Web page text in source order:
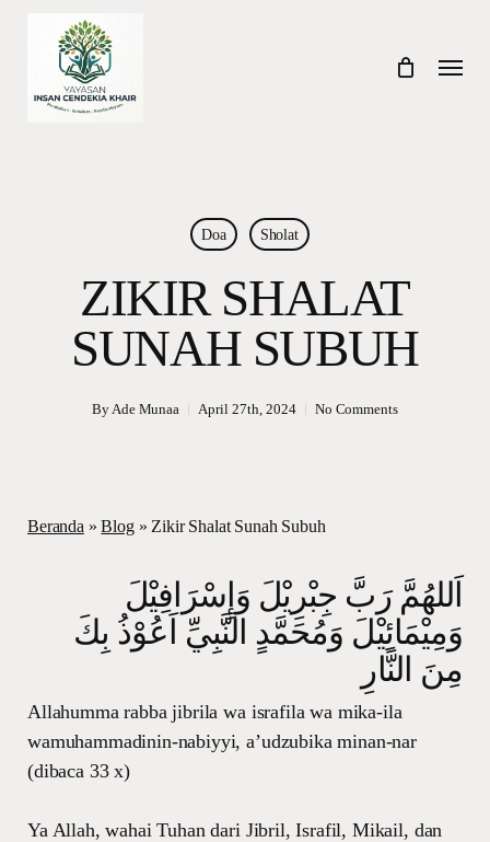
content
Menu
Doa Sholat
ZIKIR SHALAT
SUNAH SUBUH
ByAde Munaa April 27th, 2024 No Comments
Beranda »Blog» Zikir Shalat Sunah Subuh
اَللهُمَّ رَبَّ جِبْرِيْلَ وَإِسْرَافِيْلَ
وَمِيْمَائِيْلَ وَمُحَمَّدٍ النَّبِيِّ اَعُوْذُ بِكَ
مِنَ النَّارِ
Allahumma rabba jibrila wa israfila wa mika-ila
wamuhammadinin-nabiyyi, a’udzubika minan-nar
(dibaca 33 x)
Ya Allah, wahai Tuhan dari Jibril, Israfil, Mikail, dan